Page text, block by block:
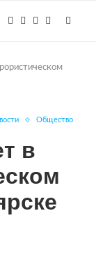
Общество
в